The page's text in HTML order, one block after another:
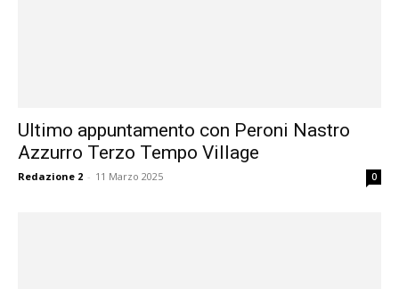
Ultimo appuntamento con Peroni Nastro
Azzurro Terzo Tempo Village
Redazione 2 - 11 Marzo 2025 0